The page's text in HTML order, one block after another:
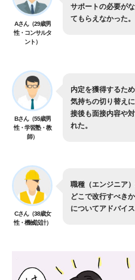
Aさん（29歳男
性・コンサルタ
ント）
サポートの必要が
てもらえなかった。
Bさん（55歳男
性・学習塾・教
師）
内定を獲得するた
気持ちの切り替え
接後も面接内容や
れた。
Cさん（38歳女
性・機械設計）
職種（エンジニア
どこで改行すべき
についてアドバイス